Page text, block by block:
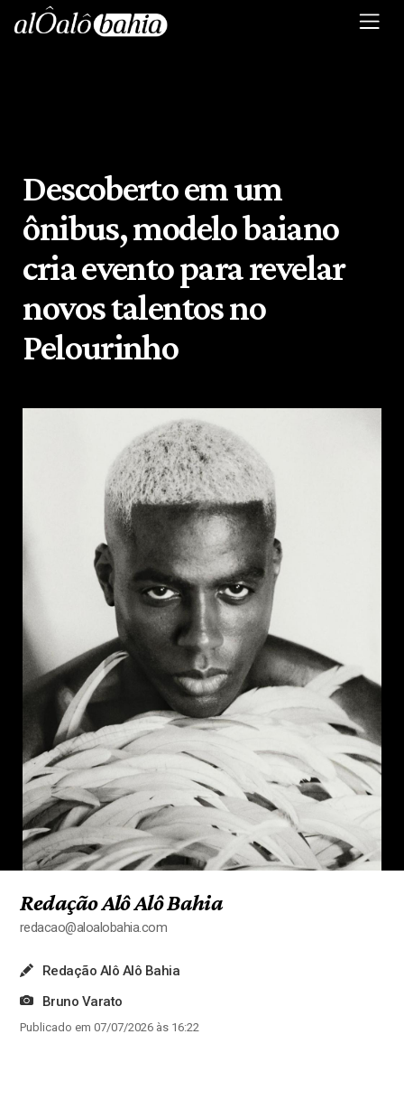
Descoberto em um
ônibus, modelo baiano
cria evento para revelar
novos talentos no
Pelourinho
Redação Alô Alô Bahia
redacao@aloalobahia.com
Redação Alô Alô Bahia
Bruno Varato
Publicado em 07/07/2026 às 16:22